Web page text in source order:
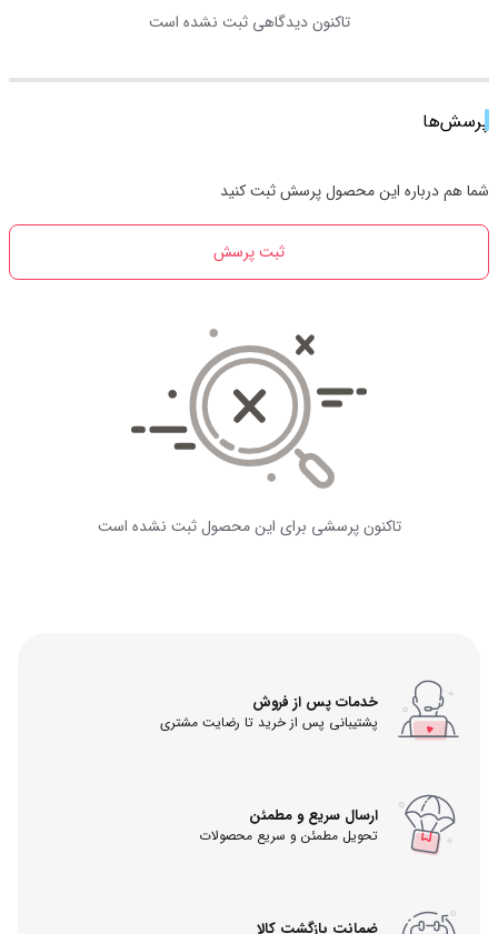
تاکنون دیدگاهی ثبت نشده است
پرسش‌ها
شما هم درباره این محصول پرسش ثبت کنید
ثبت پرسش
تاکنون پرسشی برای این محصول ثبت نشده است
خدمات پس از فروش
پشتیبانی پس از خرید تا رضایت مشتری
ارسال سریع و مطمئن
تحویل مطمئن و سریع محصولات
ضمانت بازگشت کالا